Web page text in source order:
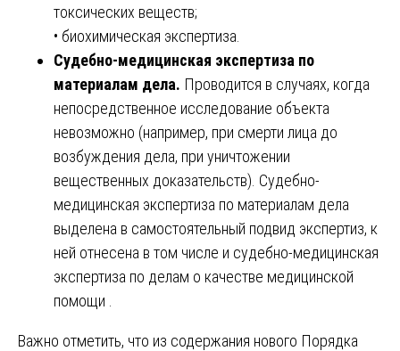
токсических веществ;
• биохимическая экспертиза.
Судебно-медицинская экспертиза по
материалам дела. Проводится в случаях, когда
непосредственное исследование объекта
невозможно (например, при смерти лица до
возбуждения дела, при уничтожении
вещественных доказательств). Судебно-
медицинская экспертиза по материалам дела
выделена в самостоятельный подвид экспертиз, к
ней отнесена в том числе и судебно-медицинская
экспертиза по делам о качестве медицинской
помощи .
Важно отметить, что из содержания нового Порядка